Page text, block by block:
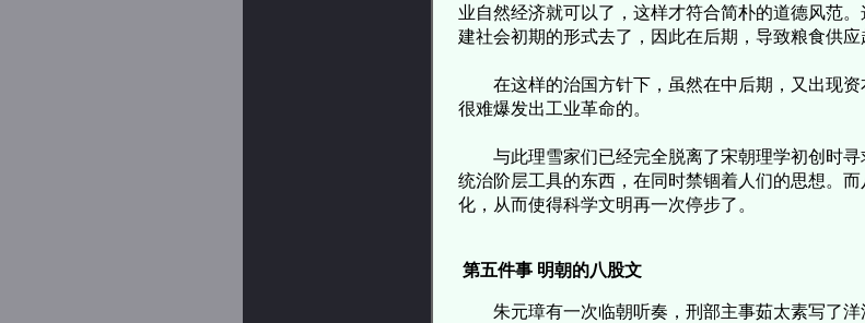
业自然经济就可以了，这样才符合简朴的道德风范
建社会初期的形式去了，因此在后期，导致粮食供应
在这样的治国方针下，虽然在中后期，又出现资
很难爆发出工业革命的。
与此理雪家们已经完全脱离了宋朝理学初创时寻
统治阶层工具的东西，在同时禁锢着人们的思想。
化，从而使得科学文明再一次停步了。
第五件事 明朝的八股文
朱元璋有一次临朝听奏，刑部主事茹太素写了洋